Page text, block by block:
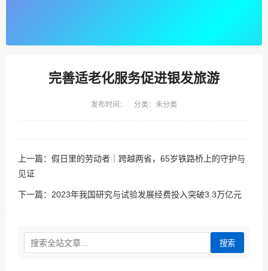
完善适老化服务促进银发旅游
发布时间： 分类：未分类
上一篇： 假日里的劳动者｜跨越两省，65岁铁路桥上的守护与
见证
下一篇： 2023年我国研究与试验发展经费投入突破3.3万亿元
搜索